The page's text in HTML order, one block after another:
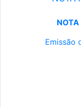
NOTA
Emissão